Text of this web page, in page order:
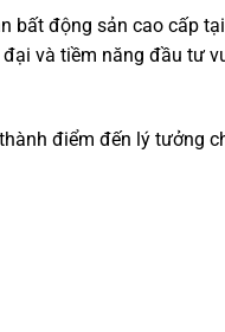
bất động sản cao cấp tại
và tiềm năng đầu tư
điểm đến lý tưởng